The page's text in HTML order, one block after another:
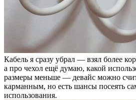
Кабель я сразу убрал — взял более
а про чехол ещё думаю, какой
размеры меньше — девайс можно
карманным, но есть шансы посеять
использования.